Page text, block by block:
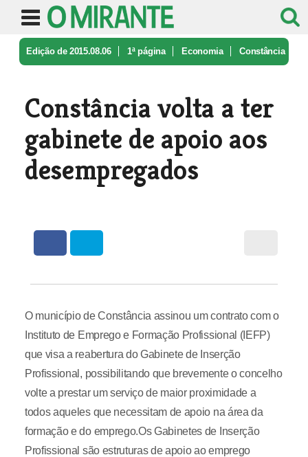
Edição de 2015.08.06 1ª página Economia Constância
Constância volta a ter
gabinete de apoio aos
desempregados
O município de Constância assinou um contrato com o
Instituto de Emprego e Formação Profissional (IEFP)
que visa a reabertura do Gabinete de Inserção
Profissional, possibilitando que brevemente o concelho
volte a prestar um serviço de maior proximidade a
todos aqueles que necessitam de apoio na área da
formação e do emprego.Os Gabinetes de Inserção
Profissional são estruturas de apoio ao emprego